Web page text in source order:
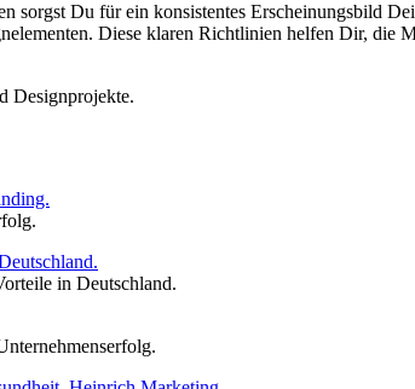
sorgst Du für ein konsistentes Erscheinungsbild
Diese klaren Richtlinien helfen Dir, die
in Deutschland.